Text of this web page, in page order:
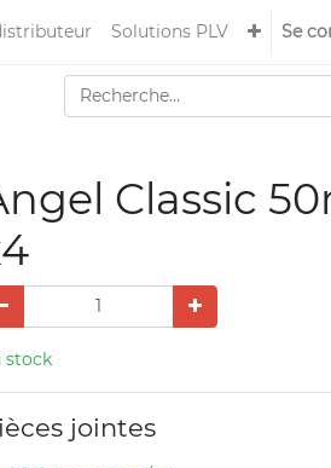
Solutions PLV Se
Classic
stock
jointes